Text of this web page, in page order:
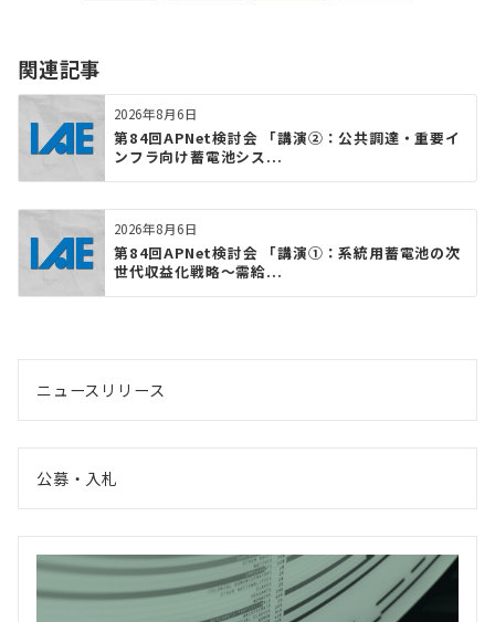
関連記事
2026年8月6日
第84回APNet検討会 「講演②：公共調達・重要イ
ンフラ向け蓄電池シス...
2026年8月6日
第84回APNet検討会 「講演①：系統用蓄電池の次
世代収益化戦略〜需給...
ニュースリリース
公募・入札